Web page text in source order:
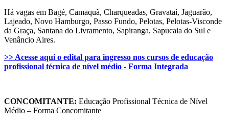
Há vagas em Bagé, Camaquã, Charqueadas, Gravataí, Jaguarão,
Lajeado, Novo Hamburgo, Passo Fundo, Pelotas, Pelotas-Visconde
da Graça, Santana do Livramento, Sapiranga, Sapucaia do Sul e
Venâncio Aires.
>> Acesse aqui o edital para ingresso nos cursos de educação
profissional técnica de nível médio - Forma Integrada
CONCOMITANTE: Educação Profissional Técnica de Nível
Médio – Forma Concomitante